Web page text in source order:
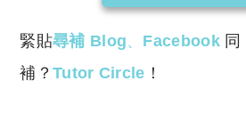
緊貼尋補 Blog、 Facebook 同
補？Tutor Circle ！